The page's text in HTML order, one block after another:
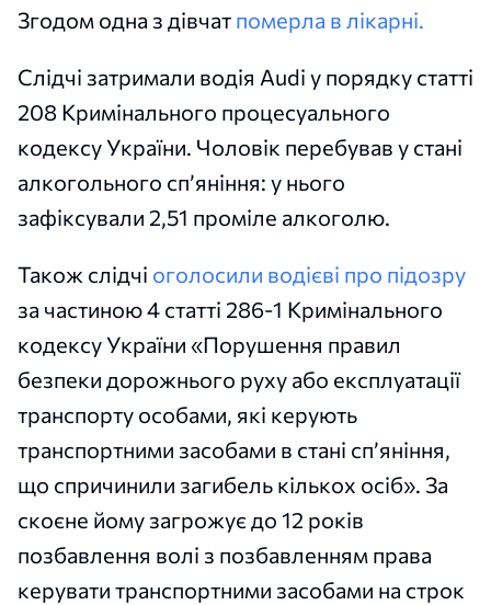
Згодом одна з дівчат померла в лікарні.
Слідчі затримали водія Audi у порядку статті
208 Кримінального процесуального
кодексу України. Чоловік перебував у стані
алкогольного сп’яніння: у нього
зафіксували 2,51 проміле алкоголю.
Також слідчі оголосили водієві про підозру
за частиною 4 статті 286-1 Кримінального
кодексу України «Порушення правил
безпеки дорожнього руху або експлуатації
транспорту особами, які керують
транспортними засобами в стані сп’яніння,
що спричинили загибель кількох осіб». За
скоєне йому загрожує до 12 років
позбавлення волі з позбавленням права
керувати транспортними засобами на строк